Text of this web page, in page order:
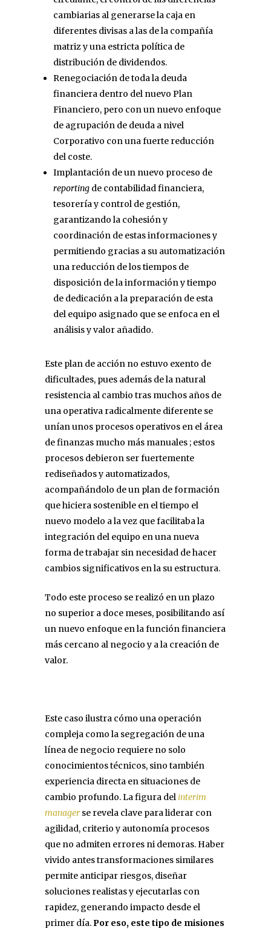
cambiarias al generarse la caja en
diferentes divisas a las de la compañía
matriz y una estricta política de
distribución de dividendos.
Renegociación de toda la deuda
financiera dentro del nuevo Plan
Financiero, pero con un nuevo enfoque
de agrupación de deuda a nivel
Corporativo con una fuerte reducción
del coste.
Implantación de un nuevo proceso de
reporting de contabilidad financiera,
tesorería y control de gestión,
garantizando la cohesión y
coordinación de estas informaciones y
permitiendo gracias a su automatización
una reducción de los tiempos de
disposición de la información y tiempo
de dedicación a la preparación de esta
del equipo asignado que se enfoca en el
análisis y valor añadido.
Este plan de acción no estuvo exento de
dificultades, pues además de la natural
resistencia al cambio tras muchos años de
una operativa radicalmente diferente se
unían unos procesos operativos en el área
de finanzas mucho más manuales ; estos
procesos debieron ser fuertemente
rediseñados y automatizados,
acompañándolo de un plan de formación
que hiciera sostenible en el tiempo el
nuevo modelo a la vez que facilitaba la
integración del equipo en una nueva
forma de trabajar sin necesidad de hacer
cambios significativos en la su estructura.
Todo este proceso se realizó en un plazo
no superior a doce meses, posibilitando así
un nuevo enfoque en la función financiera
más cercano al negocio y a la creación de
valor.
Este caso ilustra cómo una operación
compleja como la segregación de una
línea de negocio requiere no solo
conocimientos técnicos, sino también
experiencia directa en situaciones de
cambio profundo. La figura del interim
manager se revela clave para liderar con
agilidad, criterio y autonomía procesos
que no admiten errores ni demoras. Haber
vivido antes transformaciones similares
permite anticipar riesgos, diseñar
soluciones realistas y ejecutarlas con
rapidez, generando impacto desde el
primer día.Por eso, este tipo de misiones